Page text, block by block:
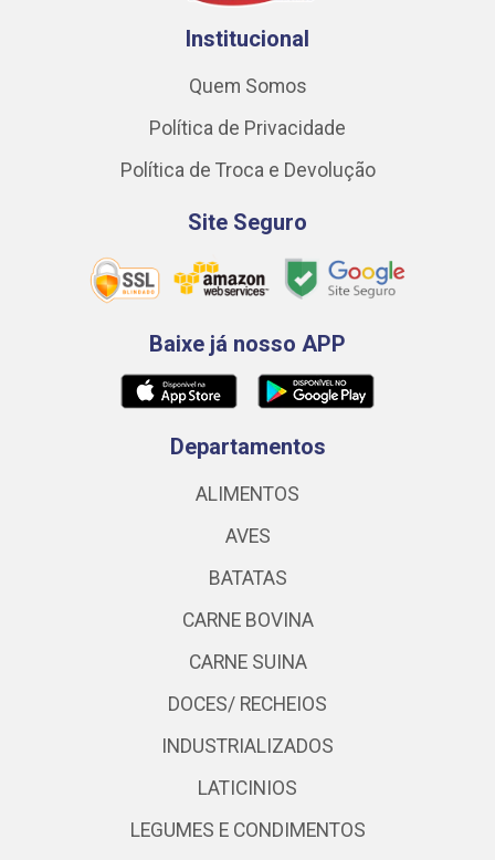
Institucional
Quem Somos
Política de Privacidade
Política de Troca e Devolução
Site Seguro
Baixe já nosso APP
Departamentos
ALIMENTOS
AVES
BATATAS
CARNE BOVINA
CARNE SUINA
DOCES/ RECHEIOS
INDUSTRIALIZADOS
LATICINIOS
LEGUMES E CONDIMENTOS